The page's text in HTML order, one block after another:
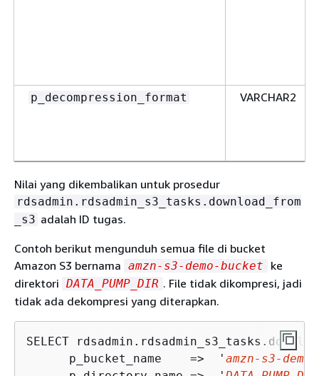
p_decompression_format VARCHAR2
Nilai yang dikembalikan untuk prosedur
rdsadmin.rdsadmin_s3_tasks.download_from
_s3 adalah ID tugas.
Contoh berikut mengunduh semua file di bucket
Amazon S3 bernama amzn-s3-demo-bucket
ke
direktori DATA_PUMP_DIR . File tidak dikompresi, jadi
tidak ada dekompresi yang diterapkan.
SELECT
      p_bucket_name    =>  '
amzn-s3-